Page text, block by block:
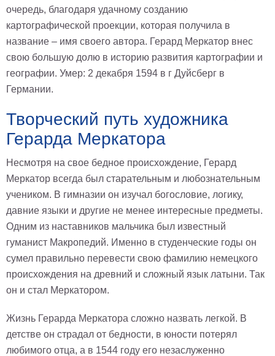
Еда
В
Моне
Цветы
Натюрморт
В
Море
Старинные
карты
ванную
Уорхолл
Городские
пейзажи
В
зал
Пикассо
темы
Постеры
очередь, благодаря удачному созданию
картографической проекции, которая получила в
название – имя своего автора. Герард Меркатор внес
свою большую долю в историю развития картографии и
географии. Умер: 2 декабря 1594 в г Дуйсберг в
Германии.
Творческий путь художника
Герарда Меркатора
Несмотря на свое бедное происхождение, Герард
Меркатор всегда был старательным и любознательным
учеником. В гимназии он изучал богословие, логику,
давние языки и другие не менее интересные предметы.
Одним из наставников мальчика был известный
гуманист Макропедий. Именно в студенческие годы он
сумел правильно перевести свою фамилию немецкого
происхождения на древний и сложный язык латыни. Так
он и стал Меркатором.
Жизнь Герарда Меркатора сложно назвать легкой. В
детстве он страдал от бедности, в юности потерял
любимого отца, а в 1544 году его незаслуженно